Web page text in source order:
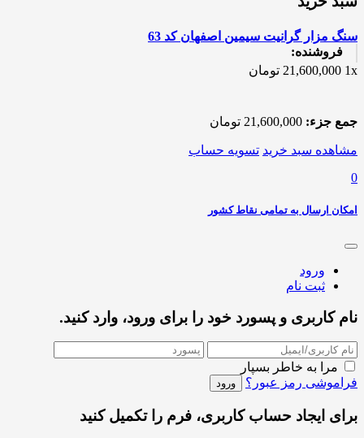
سنگ مزار گرانیت سیمین اصفهان کد 63
فروشنده:
1x
21,600,000 تومان
جمع جزء: 21,600,000 تومان
مشاهده سبد خرید تسویه حساب
0
امکان ارسال به تمامی نقاط کشور
ورود
ثبت نام
نام کاربری و پسورد خود را برای ورود، وارد کنید.
مرا به خاطر بسپار
فراموشی رمز عبور؟
برای ایجاد حساب کاربری، فرم را تکمیل کنید